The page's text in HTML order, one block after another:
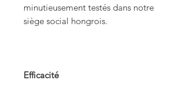
minutieusement testés dans notre
siège social hongrois.
Efficacité